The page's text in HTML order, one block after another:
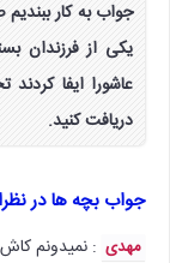
یکی از فرزندان
عاشورا ایفا
دریافت کنید.
جواب بچه ها در
مهدی : نمیدونم